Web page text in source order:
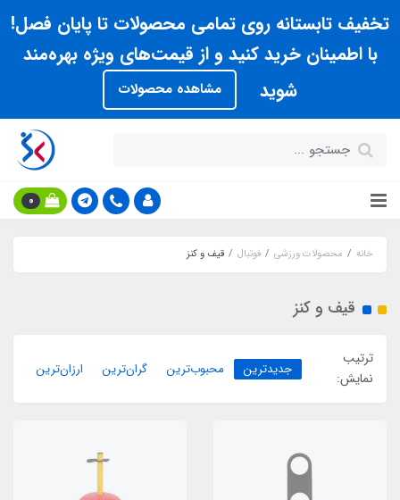
تخفیف تابستانه روی تمامی محصولات تا پایان فصل!
با اطمینان خرید کنید و از قیمت‌های ویژه بهره‌مند
شوید
مشاهده محصولات
0
خانه محصولات ورزشی فوتبال قیف و کنز
قیف و کنز
ترتیب
نمایش:
جدیدترین محبوب‌ترین گران‌ترین ارزان‌ترین